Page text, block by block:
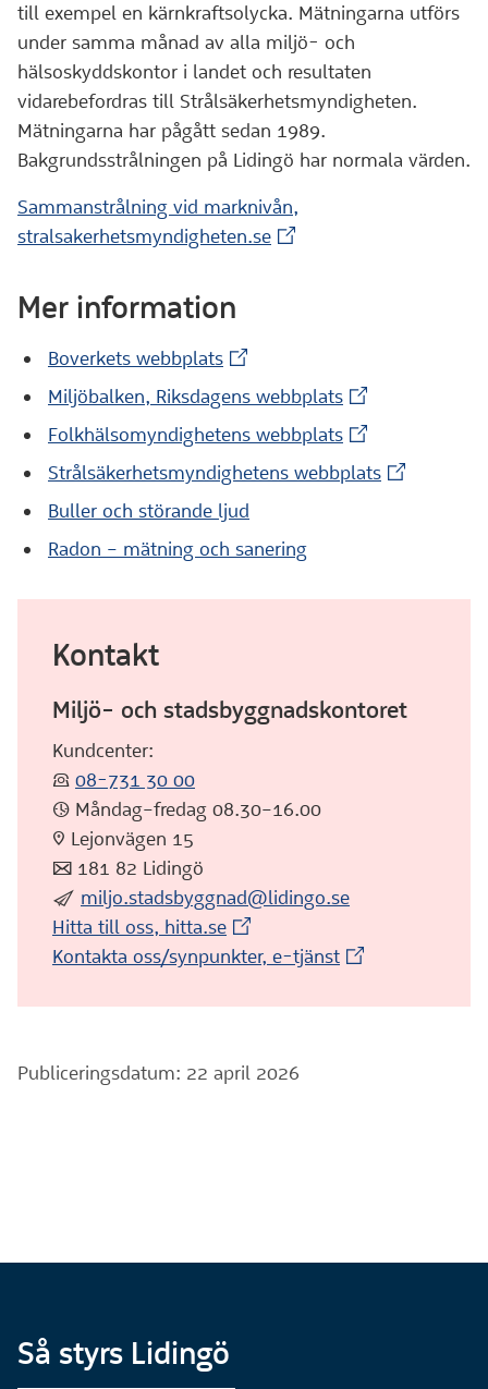
till exempel en kärnkraftsolycka. Mätningarna utförs
under samma månad av alla miljö- och
hälsoskyddskontor i landet och resultaten
vidarebefordras till Strålsäkerhetsmyndigheten.
Mätningarna har pågått sedan 1989.
Bakgrundsstrålningen på Lidingö har normala värden.
Sammanstrålning vid marknivån,
stralsakerhetsmyndigheten.se(Extern webbplats)
Mer information
Boverkets webbplats(Extern webbplats)
Miljöbalken, Riksdagens webbplats(Extern
Folkhälsomyndighetens webbplats(Extern
Strålsäkerhetsmyndighetens webbplats(Extern
Buller och störande ljud
Radon – mätning och sanering
Kontakt
Miljö- och stadsbyggnadskontoret
Kundcenter:
:telefon: 08-731 30 00
:klocka: Måndag–fredag 08.30–16.00
:pin: Lejonvägen 15
:post: 181 82 Lidingö
:skicka: miljo.stadsbyggnad@lidingo.se
Hitta till oss, hitta.se(Extern webbplats)
Kontakta oss/synpunkter, e-tjänst(Extern
Publiceringsdatum: 22 april 2026
Så styrs Lidingö